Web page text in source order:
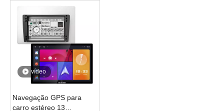
vídeo
Navegação GPS para
carro estéreo 13